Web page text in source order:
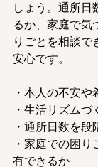
しょう。通所日
るか、家庭で気
りごとを相談で
安心です。
・本人の不安
・生活リズム
・通所日数を
・家庭での困
有できるか